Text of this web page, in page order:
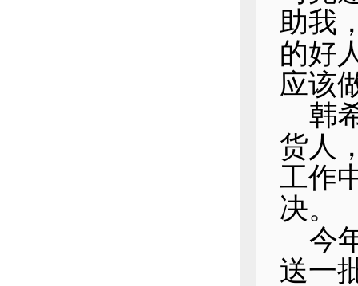
助我
的好
应该
韩
货人
工作
决。
今
送一